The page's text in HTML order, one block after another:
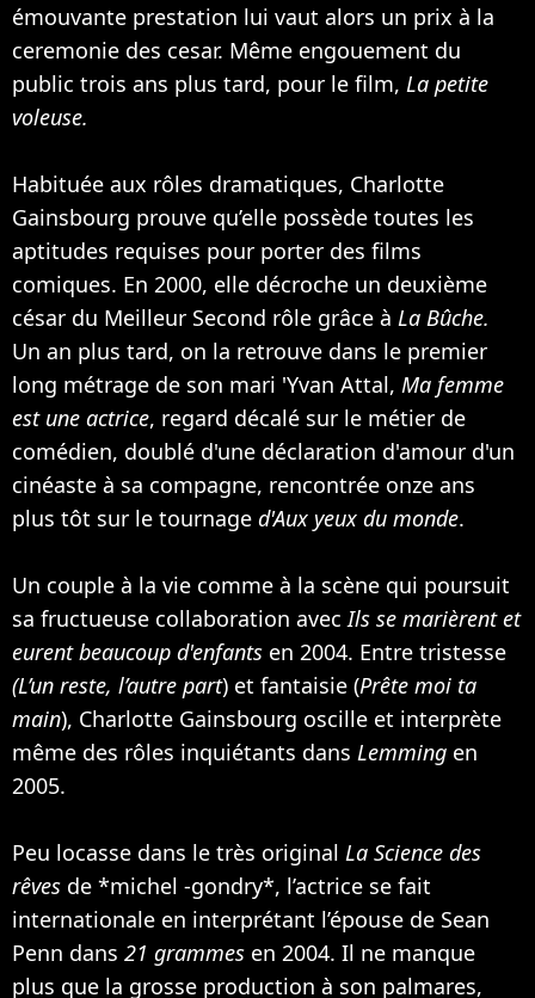
émouvante prestation lui vaut alors un prix à la
ceremonie des cesar. Même engouement du
public trois ans plus tard, pour le film, La petite
voleuse.
Habituée aux rôles dramatiques, Charlotte
Gainsbourg prouve qu’elle possède toutes les
aptitudes requises pour porter des films
comiques. En 2000, elle décroche un deuxième
césar du Meilleur Second rôle grâce à La Bûche.
Un an plus tard, on la retrouve dans le premier
long métrage de son mari 'Yvan Attal, Ma femme
est une actrice, regard décalé sur le métier de
comédien, doublé d'une déclaration d'amour d'un
cinéaste à sa compagne, rencontrée onze ans
plus tôt sur le tournage d'Aux yeux du monde.
Un couple à la vie comme à la scène qui poursuit
sa fructueuse collaboration avecIls se marièrent et
eurent beaucoup d'enfants en 2004. Entre tristesse
(L’un reste, l’autre part) et fantaisie (Prête moi ta
main), Charlotte Gainsbourg oscille et interprète
même des rôles inquiétants dans Lemming en
2005.
Peu locasse dans le très original La Science des
rêves de *michel -gondry*, l’actrice se fait
internationale en interprétant l’épouse de Sean
Penn dans 21 grammes en 2004. Il ne manque
plus que la grosse production à son palmares,